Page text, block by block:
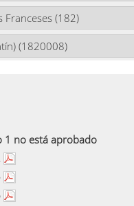
1 no está aprobado